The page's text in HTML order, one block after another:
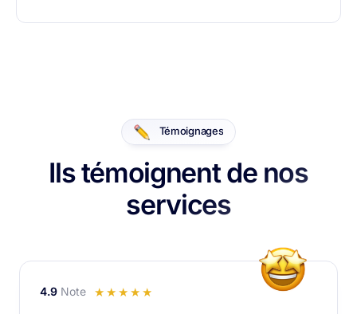
Témoignages
Ils témoignent de nos
services
4.9 Note ☆ ☆ ☆ ☆ ☆